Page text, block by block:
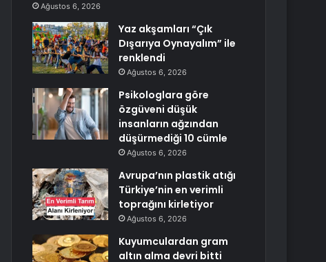
Ağustos 6, 2026
Yaz akşamları “Çık
Dışarıya Oynayalım” ile
renklendi
Ağustos 6, 2026
Psikologlara göre
özgüveni düşük
insanların ağzından
düşürmediği 10 cümle
Ağustos 6, 2026
Avrupa’nın plastik atığı
Türkiye’nin en verimli
toprağını kirletiyor
Ağustos 6, 2026
Kuyumculardan gram
altın alma devri bitti